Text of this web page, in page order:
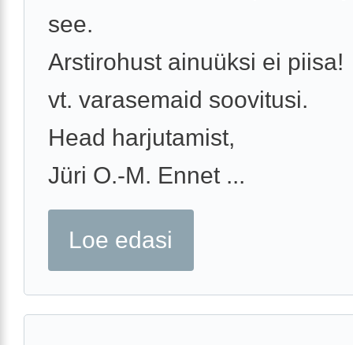
see.
Arstirohust ainuüksi ei piisa!
vt. varasemaid soovitusi.
Head harjutamist,
Jüri O.-M. Ennet ...
Loe edasi